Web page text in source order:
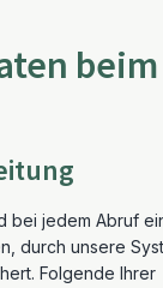
beim
bei jedem Abruf
durch unsere
Folgende Ihrer